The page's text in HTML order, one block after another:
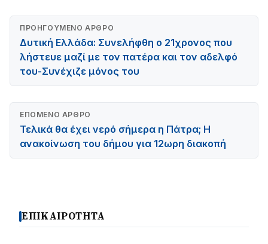
ΠΡΟΗΓΟΎΜΕΝΟ ΆΡΘΡΟ
Δυτική Ελλάδα: Συνελήφθη ο 21χρονος που
λήστευε μαζί με τον πατέρα και τον αδελφό
του-Συνέχιζε μόνος του
ΕΠΌΜΕΝΟ ΆΡΘΡΟ
Τελικά θα έχει νερό σήμερα η Πάτρα; Η
ανακοίνωση του δήμου για 12ωρη διακοπή
ΕΠΙΚΑΙΡΟΤΗΤΑ